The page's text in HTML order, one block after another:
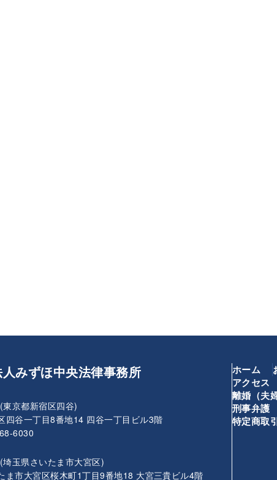
みずほ中央法律事務所
京都新宿区四谷)
四谷一丁目8番地14 四谷一丁目ビル3階
6030
玉県さいたま市大宮区)
ま市大宮区桜木町1丁目9番地18 大宮三貴ビル4階
ホーム
アクセス
離婚（夫
刑事弁護
特定商取